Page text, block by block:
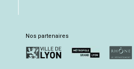
Nos partenaires